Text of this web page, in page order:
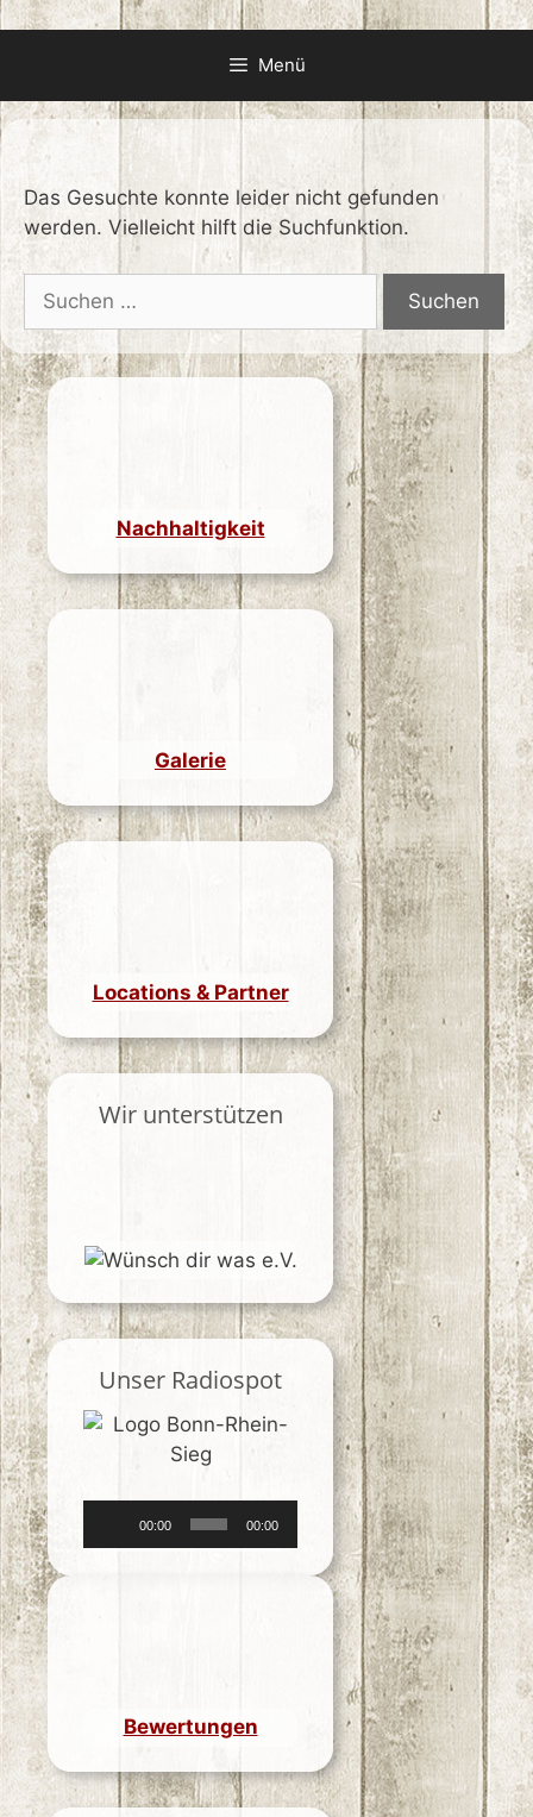
Zum
Menü
Das Gesuchte konnte leider nicht gefunden
werden. Vielleicht hilft die Suchfunktion.
nach:
Nachhaltigkeit
Galerie
Locations & Partner
Wir unterstützen
Unser Radiospot
Audio-
Player
00:00 00:00
Bewertungen